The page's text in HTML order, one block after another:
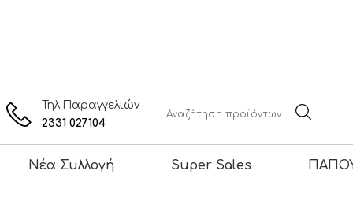
Τηλ.Παραγγελιών
2331 027104
Νέα Συλλογή Super Sales